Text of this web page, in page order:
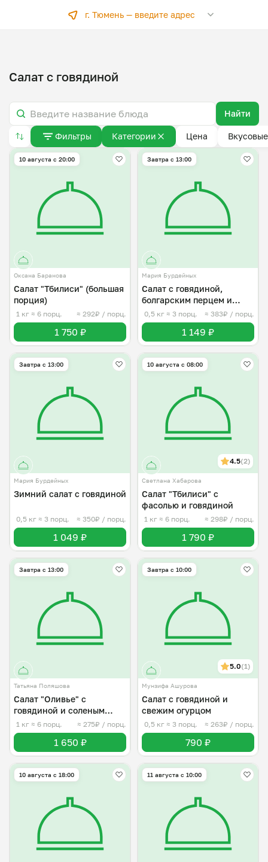
г. Тюмень — введите адрес
Салат с говядиной
Найти
Фильтры Категории Цена
10 августа с 20:00
Оксана Баранова
Салат "Тбилиси" (большая
порция)
1 кг ≈ 6 порц. ≈ 292₽ / порц.
1 750 ₽
Завтра c 13:00
Мария Бурдейных
Салат с говядиной,
болгарским перцем и
помидорами
0,5 кг ≈ 3 порц. ≈ 383₽ / порц.
1 149 ₽
Завтра c 13:00
Мария Бурдейных
Зимний салат с говядиной
0,5 кг ≈ 3 порц. ≈ 350₽ / порц.
1 049 ₽
10 августа с 08:00
4.5(2)
Светлана Хабарова
Салат "Тбилиси" с
фасолью и говядиной
1 кг ≈ 6 порц. ≈ 298₽ / порц.
1 790 ₽
Завтра c 13:00
Татьяна Поляшова
Салат "Оливье" с
говядиной и соленым
огурцом
1 кг ≈ 6 порц. ≈ 275₽ / порц.
1 650 ₽
Завтра c 10:00
5.0(1)
Мунзифа Ашурова
Салат с говядиной и
свежим огурцом
0,5 кг ≈ 3 порц. ≈ 263₽ / порц.
790 ₽
10 августа с 18:00 11 августа с 10:00